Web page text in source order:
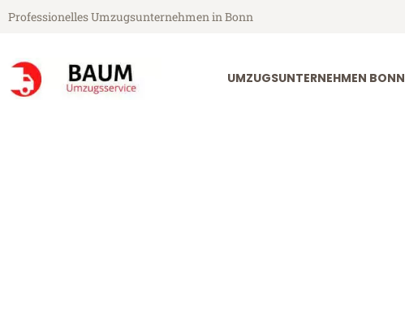
Professionelles Umzugsunternehmen in Bonn
UMZUGSUNTERNEHMEN BONN